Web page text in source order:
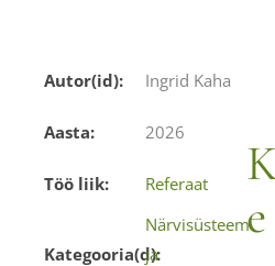
Autor(id): Ingrid Kaha
Aasta: 2026
Töö liik: Referaat
Kategooria(d):
Närvisüsteem
ja
e